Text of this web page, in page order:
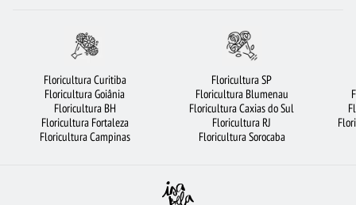
FLORICULTURA SANTO ANDRÉ ARRANJO DE FLORES
FLORICULTURA UBERLÂNDIA RAMALHETE DE FLORES
FLORICULTURA FORTALEZA FLORICULTURA SÃO JOSÉ DOS CAMPOS
FLORICULTURA SÃO BERNARDO DO CAMPO
Floricultura Curitiba
Floricultura Goiânia
Floricultura BH
Floricultura Fortaleza
Floricultura Campinas
Floricultura SP
Floricultura Blumenau
Floricultura Caxias do Sul
Floricultura RJ
Floricultura Sorocaba